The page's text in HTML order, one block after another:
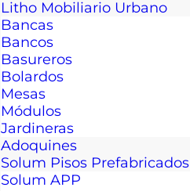
Litho Mobiliario Urbano
Bancas
Bancos
Basureros
Bolardos
Mesas
Módulos
Jardineras
Adoquines
Solum Pisos Prefabricados
Solum APP